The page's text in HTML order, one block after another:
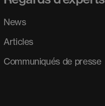
News
Articles
Communiqués de presse